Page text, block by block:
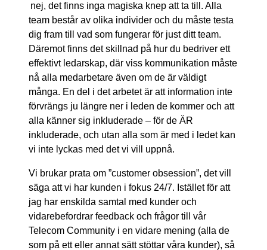
nej, det finns inga magiska knep att ta till. Alla
team består av olika individer och du måste testa
dig fram till vad som fungerar för just ditt team.
Däremot finns det skillnad på hur du bedriver ett
effektivt ledarskap, där viss kommunikation måste
nå alla medarbetare även om de är väldigt
många. En del i det arbetet är att information inte
förvrängs ju längre ner i leden de kommer och att
alla känner sig inkluderade – för de ÄR
inkluderade, och utan alla som är med i ledet kan
vi inte lyckas med det vi vill uppnå.
Vi brukar prata om ”customer obsession”, det vill
säga att vi har kunden i fokus 24/7. Istället för att
jag har enskilda samtal med kunder och
vidarebefordrar feedback och frågor till vår
Telecom Community i en vidare mening (alla de
som på ett eller annat sätt stöttar våra kunder), så